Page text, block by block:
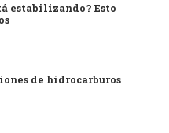
estabilizando? Esto
de hidrocarburos